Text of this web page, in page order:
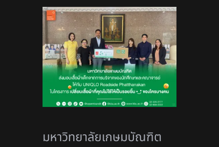
สมัครเรียน
มหาวิทยาลัยเกษมบัณฑิต